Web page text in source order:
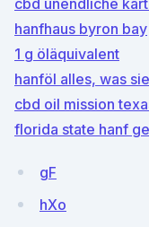
cbd unendliche
hanfhaus byron bay
1 g öläquivalent
hanföl alles, was
cbd oil mission
florida state hanf
gF
hXo